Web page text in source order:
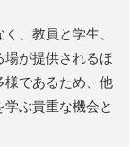
、教員と学生、
場が提供されるほ
様であるため、他
ぶ貴重な機会と